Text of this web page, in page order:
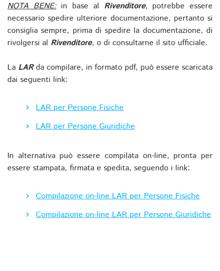
NOTA BENE:in base al Rivenditore, potrebbe essere
necessario spedire ulteriore documentazione, pertanto si
consiglia sempre, prima di spedire la documentazione, di
rivolgersi al Rivenditore, o di consultarne il sito ufficiale.
La LARda compilare, in formato pdf, può essere scaricata
dai seguenti link:
LAR per Persone Fisiche
LAR per Persone Giuridiche
In alternativa può essere compilata on-line, pronta per
essere stampata, firmata e spedita, seguendo i link:
Compilazione on-line LAR per Persone Fisiche
Compilazione on-line LAR per Persone Giuridiche